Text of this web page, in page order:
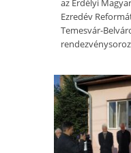
az Erdélyi
Ezredév
Temesvár-